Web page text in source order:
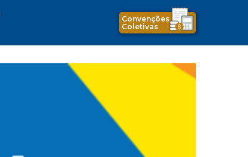
Convenções
Coletivas